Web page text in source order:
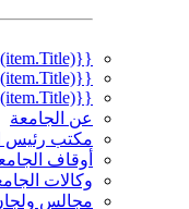
{{mmc.getCurrentTranslation(item.Title)}}
{{mmc.getCurrentTranslation(item.Title)}}
{{mmc.getCurrentTranslation(item.Title)}}
عن الجامعة
مكتب رئيس
أوقاف
وكالات
مجالس